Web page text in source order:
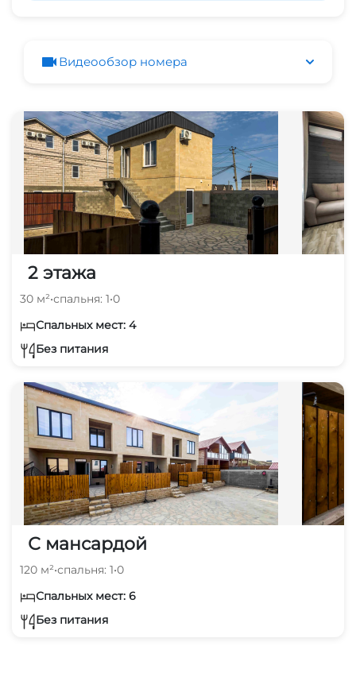
Видеообзор номера
2 этажа
30 м²•спальня: 1•0
Спальных мест: 4
Без питания
С мансардой
120 м²•спальня: 1•0
Спальных мест: 6
Без питания